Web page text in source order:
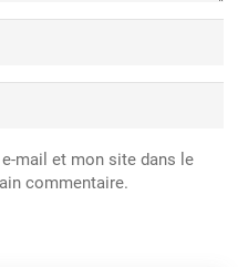
mail et mon site dans le
commentaire.